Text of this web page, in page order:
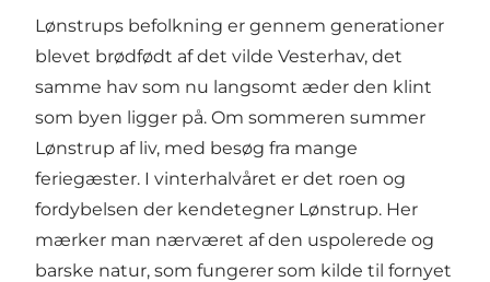
Lønstrups befolkning er gennem generationer
blevet brødfødt af det vilde Vesterhav, det
samme hav som nu langsomt æder den klint
som byen ligger på. Om sommeren summer
Lønstrup af liv, med besøg fra mange
feriegæster. I vinterhalvåret er det roen og
fordybelsen der kendetegner Lønstrup. Her
mærker man nærværet af den uspolerede og
barske natur, som fungerer som kilde til fornyet